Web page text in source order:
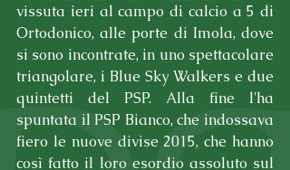
vissuta ieri al campo di calcio a 5 di
Ortodonico, alle porte di Imola, dove
si sono incontrate, in uno spettacolare
triangolare, i Blue Sky Walkers e due
quintetti del PSP. Alla fine l'ha
spuntata il PSP Bianco, che indossava
fiero le nuove divise 2015, che hanno
così fatto il loro esordio assoluto sul